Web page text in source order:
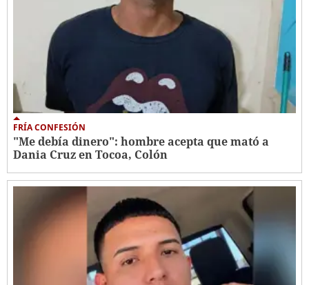
FRÍA CONFESIÓN
"Me debía dinero": hombre acepta que mató a
Dania Cruz en Tocoa, Colón